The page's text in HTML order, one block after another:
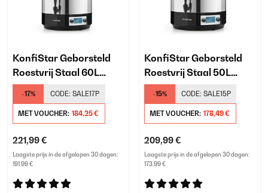
KonfiStar Geborsteld
Roestvrij Staal 60L
Inmaakketel Digitaal
Zilver
-17% CODE: SALE17P
MET VOUCHER: 184,25 €
221,99 €
Laagste prijs in de afgelopen 30 dagen:
191,99 €
KonfiStar Geborsteld
Roestvrij Staal 50L
Inmaakketel Digitaal
Zilver
-15% CODE: SALE15P
MET VOUCHER: 178,49 €
209,99 €
Laagste prijs in de afgelopen 30 dagen:
173,99 €